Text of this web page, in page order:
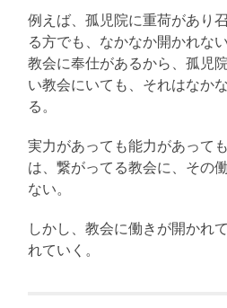
例えば、孤児院に重荷があり
る方でも、なかなか開かれな
教会に奉仕があるから、孤児
い教会にいても、それはなか
る。
実力があっても能力があって
は、繋がってる教会に、その
ない。
しかし、教会に働きが開かれ
れていく。